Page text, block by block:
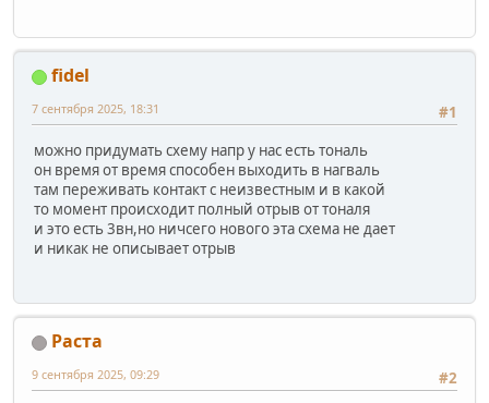
fidel
#1
7 сентября 2025, 18:31
можно придумать схему напр у нас есть тональ
он время от время способен выходить в нагваль
там переживать контакт с неизвестным и в какой
то момент происходит полный отрыв от тоналя
и это есть 3вн,но ничсего нового эта схема не дает
и никак не описывает отрыв
Раста
#2
9 сентября 2025, 09:29